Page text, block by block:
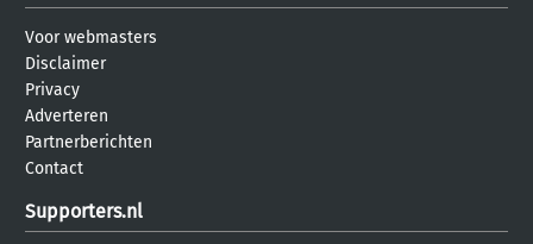
Voor webmasters
Disclaimer
Privacy
Adverteren
Partnerberichten
Contact
Supporters.nl